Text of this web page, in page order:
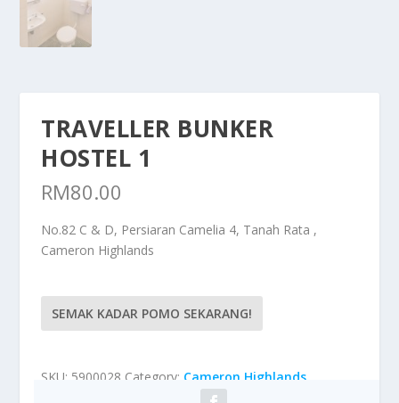
TRAVELLER BUNKER
HOSTEL 1
RM80.00
No.82 C & D, Persiaran Camelia 4, Tanah Rata ,
Cameron Highlands
SEMAK KADAR POMO SEKARANG!
SKU: 5900028 Category: Cameron Highlands